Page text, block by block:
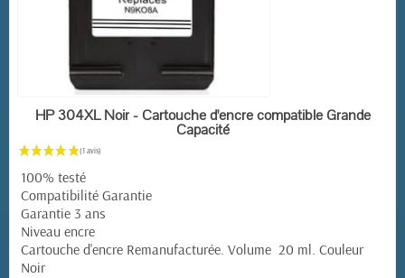
EN STOCK
HP 304XL Noir - Cartouche d'encre compatible Grande
Capacité
100% testé
Compatibilité Garantie
Garantie 3 ans
Niveau encre
Cartouche d'encre Remanufacturée. Volume 20 ml. Couleur
Noir